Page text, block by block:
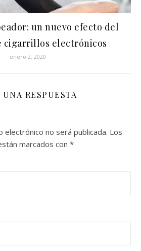
un nuevo efecto del
cigarrillos electrónicos
enero 2, 2020
UNA RESPUESTA
electrónico no será publicada. Los
marcados con *